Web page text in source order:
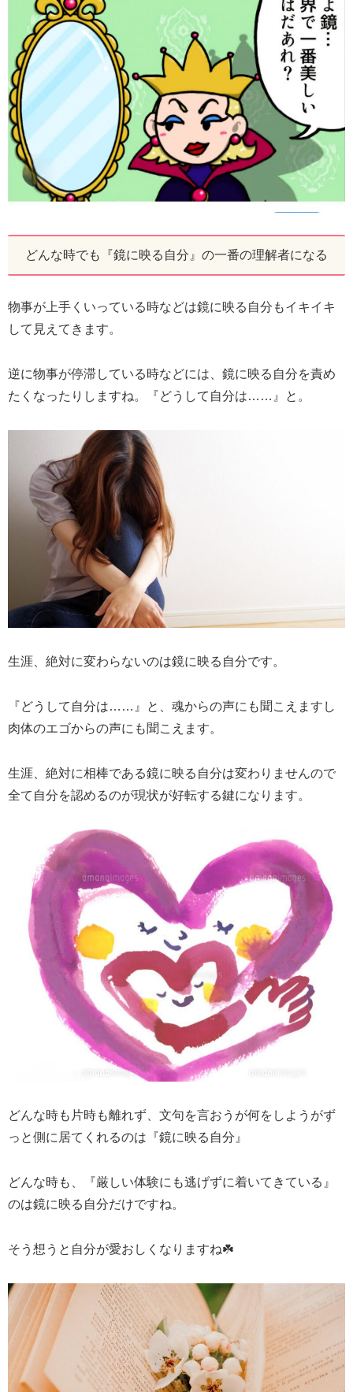
どんな時でも『鏡に映る自分』の一番の理解者になる
物事が上手くいっている時などは鏡に映る自分もイキイキ
して見えてきます。
逆に物事が停滞している時などには、鏡に映る自分を責め
たくなったりしますね。『どうして自分は……』と。
生涯、絶対に変わらないのは鏡に映る自分です。
『どうして自分は……』と、魂からの声にも聞こえますし
肉体のエゴからの声にも聞こえます。
生涯、絶対に相棒である鏡に映る自分は変わりませんので
全て自分を認めるのが現状が好転する鍵になります。
どんな時も片時も離れず、文句を言おうが何をしようがず
っと側に居てくれるのは『鏡に映る自分』
どんな時も、『厳しい体験にも逃げずに着いてきている』
のは鏡に映る自分だけですね。
そう想うと自分が愛おしくなりますね☘️